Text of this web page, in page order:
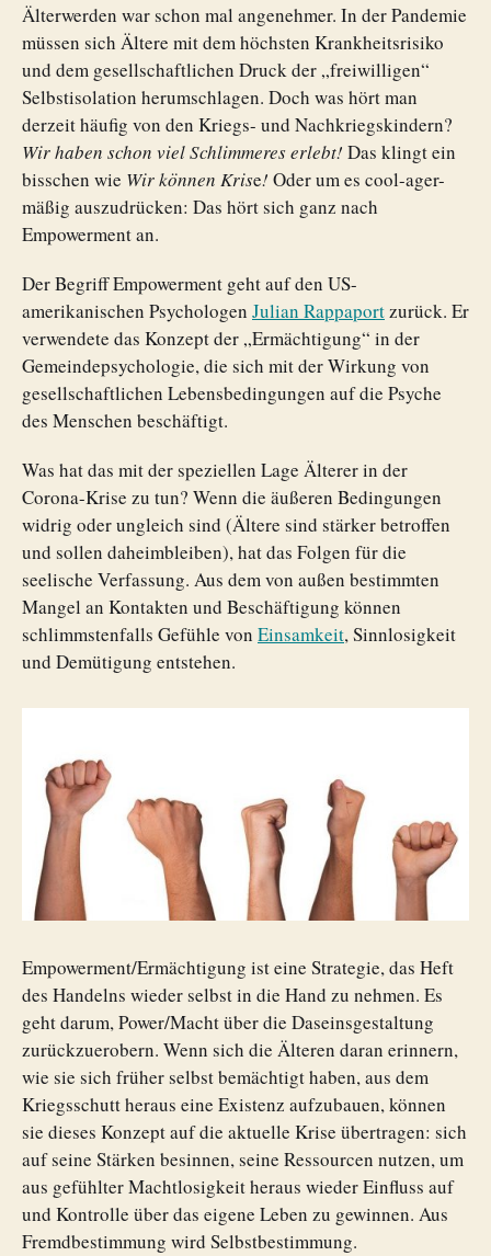
Älterwerden war schon mal angenehmer. In der Pandemie
müssen sich Ältere mit dem höchsten Krankheitsrisiko
und dem gesellschaftlichen Druck der „freiwilligen“
Selbstisolation herumschlagen. Doch was hört man
derzeit häufig von den Kriegs- und Nachkriegskindern?
Wir haben schon viel Schlimmeres erlebt! Das klingt ein
bisschen wie Wir können Krise! Oder um es cool-ager-
mäßig auszudrücken: Das hört sich ganz nach
Empowerment an.
Der Begriff Empowerment geht auf den US-
amerikanischen Psychologen Julian Rappaportzurück. Er
verwendete das Konzept der „Ermächtigung“ in der
Gemeindepsychologie, die sich mit der Wirkung von
gesellschaftlichen Lebensbedingungen auf die Psyche
des Menschen beschäftigt.
Was hat das mit der speziellen Lage Älterer in der
Corona-Krise zu tun? Wenn die äußeren Bedingungen
widrig oder ungleich sind (Ältere sind stärker betroffen
und sollen daheimbleiben), hat das Folgen für die
seelische Verfassung. Aus dem von außen bestimmten
Mangel an Kontakten und Beschäftigung können
schlimmstenfalls Gefühle von Einsamkeit, Sinnlosigkeit
und Demütigung entstehen.
Empowerment/Ermächtigung ist eine Strategie, das Heft
des Handelns wieder selbst in die Hand zu nehmen. Es
geht darum, Power/Macht über die Daseinsgestaltung
zurückzuerobern. Wenn sich die Älteren daran erinnern,
wie sie sich früher selbst bemächtigt haben, aus dem
Kriegsschutt heraus eine Existenz aufzubauen, können
sie dieses Konzept auf die aktuelle Krise übertragen: sich
auf seine Stärken besinnen, seine Ressourcen nutzen, um
aus gefühlter Machtlosigkeit heraus wieder Einfluss auf
und Kontrolle über das eigene Leben zu gewinnen. Aus
Fremdbestimmung wird Selbstbestimmung.